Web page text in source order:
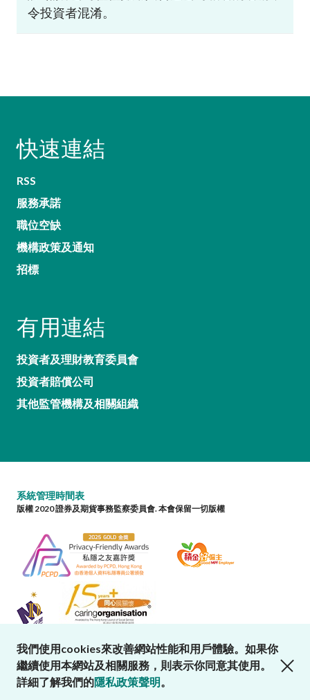
令投資者混淆。
快速連結
RSS
服務承諾
職位空缺
機構政策及通知
招標
有用連結
投資者及理財教育委員會
投資者賠償公司
其他監管機構及相關組織
系統管理時間表
版權 2020 證券及期貨事務監察委員會. 本會保留一切版權
我們使用cookies來改善網站性能和用戶體驗。如果你
繼續使用本網站及相關服務，則表示你同意其使用。
詳細了解我們的隱私政策聲明。
close cookies alert